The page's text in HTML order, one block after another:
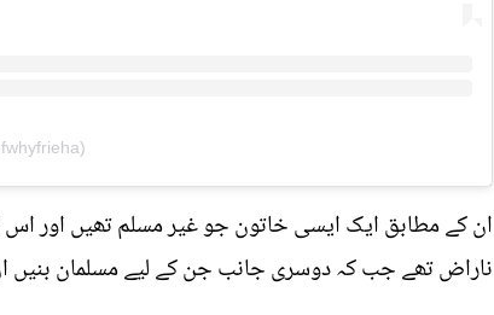
ان کے مطابق ایک ایسی خاتون جو غیر مسلم تھیں اور
ناراض تھے جب کہ دوسری جانب جن کے لیے مسلمان بنیں ان